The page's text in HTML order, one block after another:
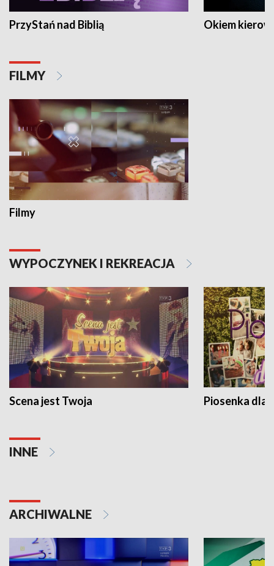
PrzyStań nad Biblią Okiem
FILMY
Filmy
WYPOCZYNEK I REKREACJA
Scena jest Twoja Piosenka dla
INNE
ARCHIWALNE